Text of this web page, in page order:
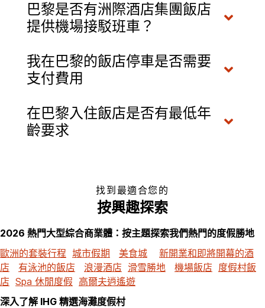
巴黎是否有洲際酒店集團飯店
提供機場接駁班車？
我在巴黎的飯店停車是否需要
支付費用
在巴黎入住飯店是否有最低年
齡要求
找到最適合您的
按興趣探索
2026 熱門大型綜合商業體：按主題探索我們熱門的度假勝地
歐洲的套裝行程 城市假期 美食城
新開業和即將開幕的酒
店
有泳池的飯店 浪漫酒店 滑雪勝地 機場飯店 度假村飯
店 Spa 休閒度假 高爾夫逍遙遊
深入了解 IHG 精選海灘度假村